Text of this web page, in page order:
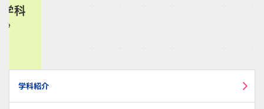
学科紹介